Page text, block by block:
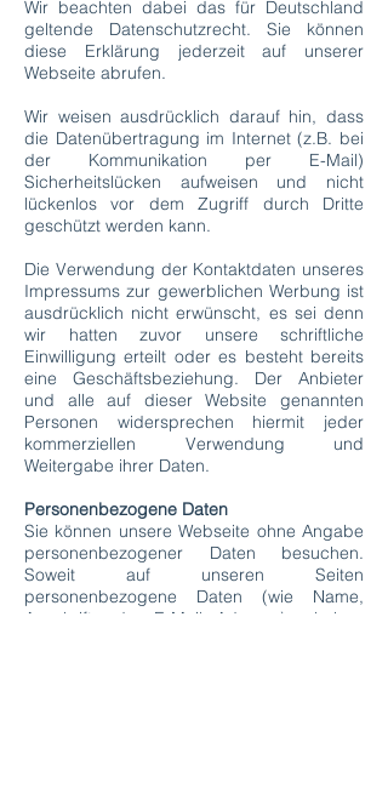
Wir beachten dabei das für Deutschland
geltende Datenschutzrecht. Sie können
diese Erklärung jederzeit auf unserer
Webseite abrufen.
Wir weisen ausdrücklich darauf hin, dass
die Datenübertragung im Internet (z.B. bei
der Kommunikation per E-Mail)
Sicherheitslücken aufweisen und nicht
lückenlos vor dem Zugriff durch Dritte
geschützt werden kann.
Die Verwendung der Kontaktdaten unseres
Impressums zur gewerblichen Werbung ist
ausdrücklich nicht erwünscht, es sei denn
wir hatten zuvor unsere schriftliche
Einwilligung erteilt oder es besteht bereits
eine Geschäftsbeziehung. Der Anbieter
und alle auf dieser Website genannten
Personen widersprechen hiermit jeder
kommerziellen Verwendung und
Weitergabe ihrer Daten.
Personenbezogene Daten
Sie können unsere Webseite ohne Angabe
personenbezogener Daten besuchen.
Soweit auf unseren Seiten
personenbezogene Daten (wie Name,
Anschrift oder E-Mail Adresse) erhoben